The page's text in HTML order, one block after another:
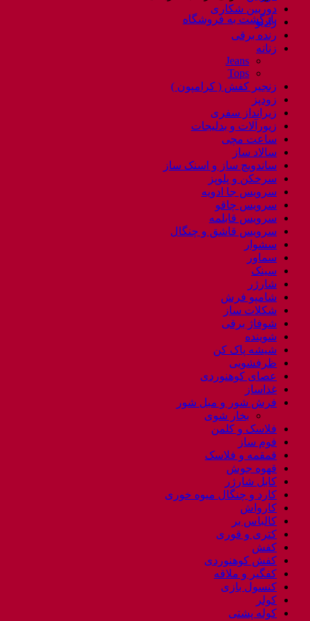
بازگشت به فروشگاه
دوربین شکاری
رادیو
رنده برقی
زنانه
Jeans
Tops
زنجیر کفش ( کرامپون )
زودپز
زیرانداز سفری
زیورآلات و بدلیجات
ساعت مچی
سالاد ساز
ساندویچ ساز و اسنک ساز
سرخکن و پلوپز
سرویس جا ادویه
سرویس چاقو
سرویس قابلمه
سرویس قاشق و چنگال
سشوار
سماور
سینک
شارژر
شامپو فرش
شکلات ساز
شوفاژ برقی
شوینده
شیشه پاک کن
ظرفشویی
عصای کوهنوردی
غذاساز
فرش شور و مبل شور
بخار شوی
فلاسک و کلمن
فوم ساز
قمقمه و فلاسک
قهوه جوش
کابل شارژر
کارد و چنگال میوه خوری
کارواش
کالباس بر
کتری و قوری
کفش
کفش کوهنوردی
کفگیر و ملاقه
کنسول بازی
کولر
کوله پشتی